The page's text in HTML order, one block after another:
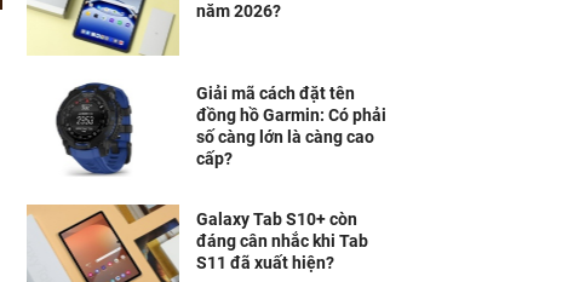
năm 2026?
Giải mã cách đặt tên
đồng hồ Garmin: Có phải
số càng lớn là càng cao
cấp?
Galaxy Tab S10+ còn
đáng cân nhắc khi Tab
S11 đã xuất hiện?